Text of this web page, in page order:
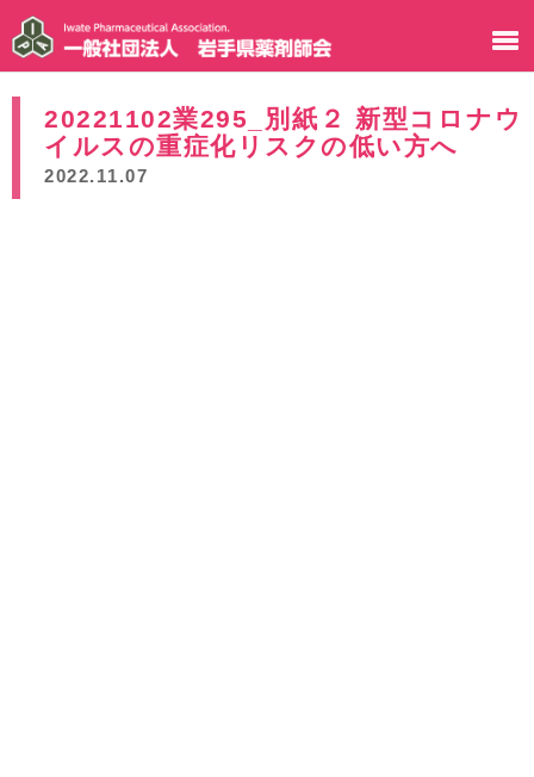
20221102業295_別紙２ 新型コロナウ
イルスの重症化リスクの低い方へ
2022.11.07